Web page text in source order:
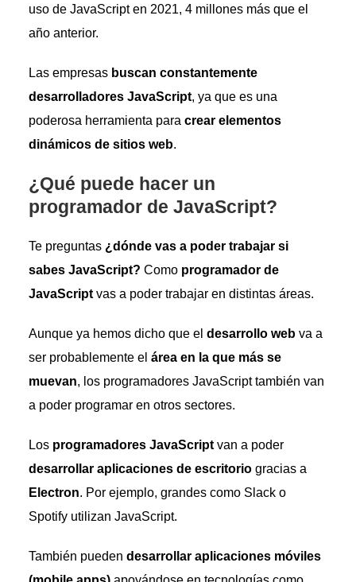
uso de JavaScript en 2021, 4 millones más que el
año anterior.
Las empresasbuscan constantemente
desarrolladores JavaScript, ya que es una
poderosa herramienta para crear elementos
dinámicos de sitios web.
¿Qué puede hacer un
programador de JavaScript?
Te preguntas ¿dónde vas a poder trabajar si
sabes JavaScript? Como programador de
JavaScript vas a poder trabajar en distintas áreas.
Aunque ya hemos dicho que el desarrollo webva a
ser probablemente el área en la que más se
muevan, los programadores JavaScript también van
a poder programar en otros sectores.
Losprogramadores JavaScript van a poder
desarrollar aplicaciones de escritoriogracias a
Electron. Por ejemplo, grandes como Slack o
Spotify utilizan JavaScript.
También pueden desarrollar aplicaciones móviles